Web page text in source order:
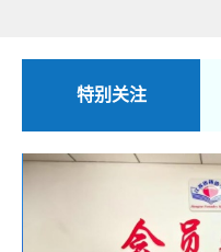
特别关注